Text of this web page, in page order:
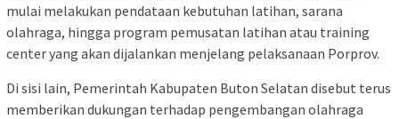
mulai melakukan pendataan kebutuhan latihan, sarana
olahraga, hingga program pemusatan latihan atau training
center yang akan dijalankan menjelang pelaksanaan Porprov.
Di sisi lain, Pemerintah Kabupaten Buton Selatan disebut terus
memberikan dukungan terhadap pengembangan olahraga